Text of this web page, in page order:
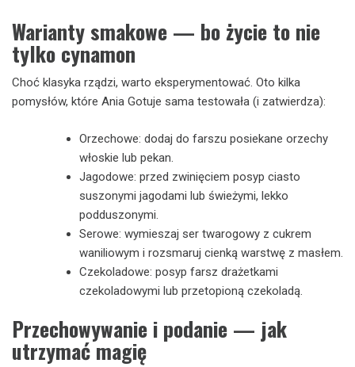
Warianty smakowe — bo życie to nie
tylko cynamon
Choć klasyka rządzi, warto eksperymentować. Oto kilka
pomysłów, które Ania Gotuje sama testowała (i zatwierdza):
Orzechowe: dodaj do farszu posiekane orzechy
włoskie lub pekan.
Jagodowe: przed zwinięciem posyp ciasto
suszonymi jagodami lub świeżymi, lekko
podduszonymi.
Serowe: wymieszaj ser twarogowy z cukrem
waniliowym i rozsmaruj cienką warstwę z masłem.
Czekoladowe: posyp farsz drażetkami
czekoladowymi lub przetopioną czekoladą.
Przechowywanie i podanie — jak
utrzymać magię